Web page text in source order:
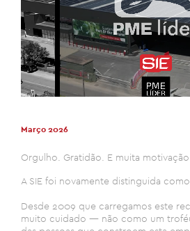
0
Março 2026
Orgulho. Gratidão. E muita
A SIE foi novamente distinguida
Desde 2009 que carregamos este
muito cuidado — não como um